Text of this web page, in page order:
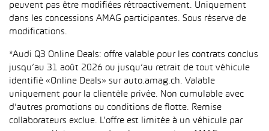
peuvent pas être modifiées rétroactivement. Uniquement
dans les concessions AMAG participantes. Sous réserve de
modifications.
*Audi Q3 Online Deals: offre valable pour les contrats conclus
jusqu’au 31 août 2026 ou jusqu’au retrait de tout véhicule
identifié «Online Deals» sur auto.amag.ch. Valable
uniquement pour la clientèle privée. Non cumulable avec
d’autres promotions ou conditions de flotte. Remise
collaborateurs exclue. L’offre est limitée à un véhicule par